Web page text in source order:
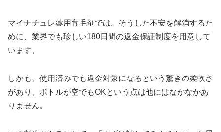
マイナチュレ薬用育毛剤では、そうした不安を解消するた
めに、業界でも珍しい180日間の返金保証制度を用意して
います。
しかも、使用済みでも返金対象になるという驚きの柔軟さ
があり、ボトルが空でもOKという点は他にはなかなかあ
りません。